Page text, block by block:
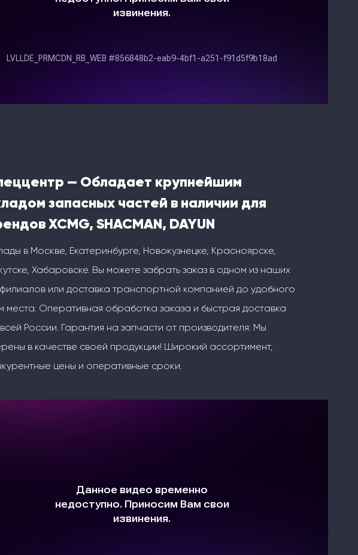
— Обладает крупнейшим
запасных частей в наличии для
XCMG, SHACMAN, DAYUN
в Москве, Екатеринбурге, Новокузнецке, Красноярске,
Хабаровске. Вы можете забрать заказ в одном из наших
или доставка транспортной компанией до удобного
места. Оперативная обработка заказа и быстрая доставка
России. Гарантия на запчасти от производителя: Мы
в качестве своей продукции! Широкий ассортимент,
цены и оперативные сроки.